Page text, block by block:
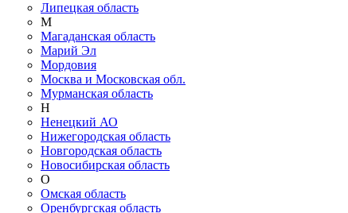
Липецкая область
М
Магаданская область
Марий Эл
Мордовия
Москва и Московская обл.
Мурманская область
Н
Ненецкий АО
Нижегородская область
Новгородская область
Новосибирская область
О
Омская область
Оренбургская область